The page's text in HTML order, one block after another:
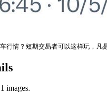
行情？短期交易者可以这样玩，
images.